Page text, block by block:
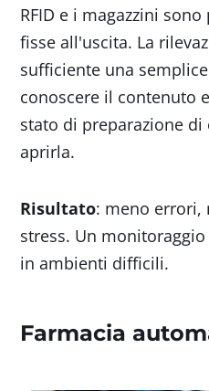
RFID e i magazzini
fisse all'uscita. La
sufficiente una
conoscere il contenuto
stato di preparazione di
aprirla.
Risultato: meno errori,
stress. Un
in ambienti difficili.
Farmacia